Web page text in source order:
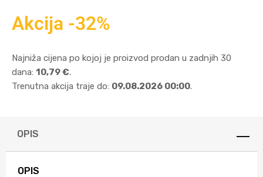
Akcija -32%
Najniža cijena po kojoj je proizvod prodan u zadnjih 30
dana: 10,79 €.
Trenutna akcija traje do: 09.08.2026 00:00.
OPIS
OPIS